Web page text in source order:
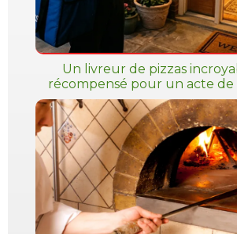
Un livreur de pizzas
récompensé pour un acte de